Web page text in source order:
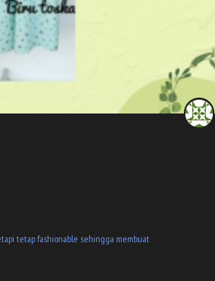
tetap fashionable sehingga membuat